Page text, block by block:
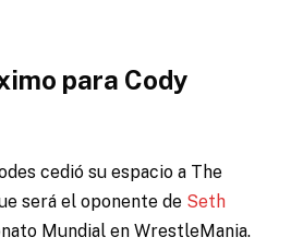
para Cody
cedió su espacio a The
será el oponente de Seth
Mundial en WrestleMania.